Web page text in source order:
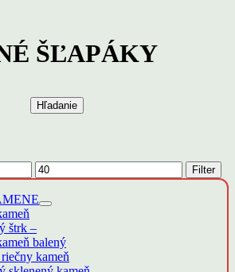
ŠĽAPÁKY
Hľadanie
Maximálna
cena
Filter
štrk –
balený
kameň